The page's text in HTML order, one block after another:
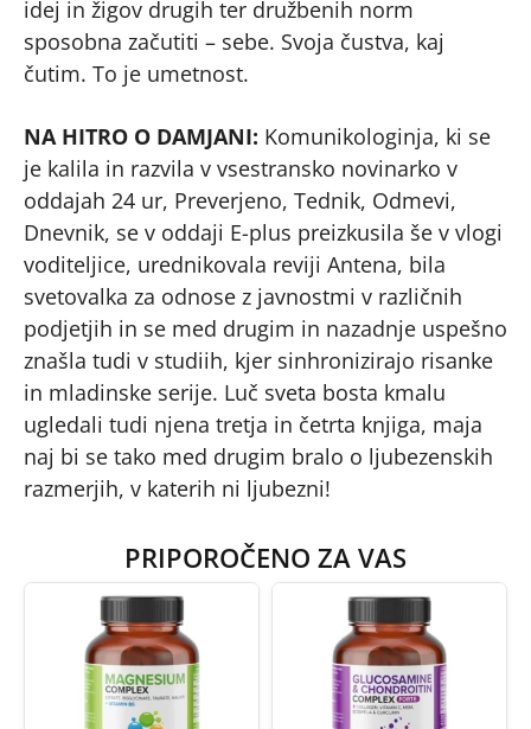
idej in žigov drugih ter družbenih norm
sposobna začutiti – sebe. Svoja čustva, kaj
čutim. To je umetnost.
NA HITRO O DAMJANI: Komunikologinja, ki se
je kalila in razvila v vsestransko novinarko v
oddajah 24 ur, Preverjeno, Tednik, Odmevi,
Dnevnik, se v oddaji E-plus preizkusila še v vlogi
voditeljice, urednikovala reviji Antena, bila
svetovalka za odnose z javnostmi v različnih
podjetjih in se med drugim in nazadnje uspešno
znašla tudi v studiih, kjer sinhronizirajo risanke
in mladinske serije. Luč sveta bosta kmalu
ugledali tudi njena tretja in četrta knjiga, maja
naj bi se tako med drugim bralo o ljubezenskih
razmerjih, v katerih ni ljubezni!
PRIPOROČENO ZA VAS